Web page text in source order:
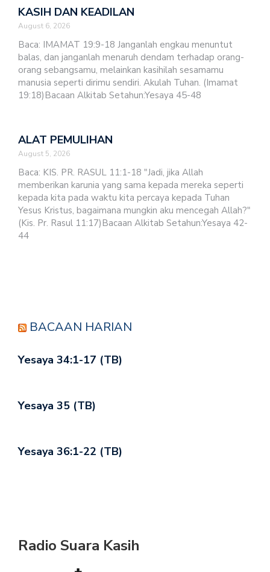
KASIH DAN KEADILAN
August 6, 2026
Baca: IMAMAT 19:9-18 Janganlah engkau menuntut
balas, dan janganlah menaruh dendam terhadap orang-
orang sebangsamu, melainkan kasihilah sesamamu
manusia seperti dirimu sendiri. Akulah Tuhan. (Imamat
19:18)Bacaan Alkitab Setahun:Yesaya 45-48
ALAT PEMULIHAN
August 5, 2026
Baca: KIS. PR. RASUL 11:1-18 "Jadi, jika Allah
memberikan karunia yang sama kepada mereka seperti
kepada kita pada waktu kita percaya kepada Tuhan
Yesus Kristus, bagaimana mungkin aku mencegah Allah?"
(Kis. Pr. Rasul 11:17)Bacaan Alkitab Setahun:Yesaya 42-
44
BACAAN HARIAN
Yesaya 34:1-17 (TB)
Yesaya 35 (TB)
Yesaya 36:1-22 (TB)
Radio Suara Kasih